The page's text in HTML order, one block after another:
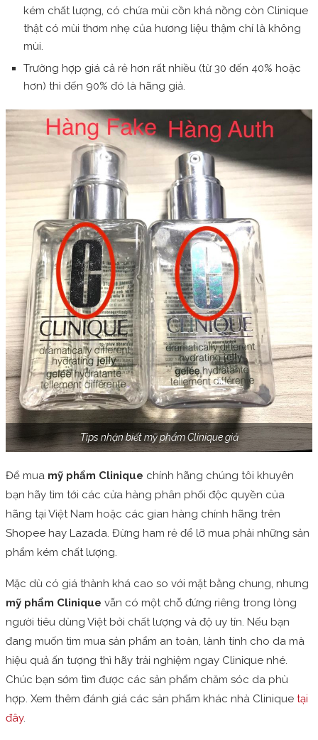
kém chất lượng, có chứa mùi cồn khá nồng còn Clinique
thật có mùi thơm nhẹ của hương liệu thậm chí là không
mùi.
Trường hợp giá cả rẻ hơn rất nhiều (từ 30 đến 40% hoặc
hơn) thì đến 90% đó là hãng giả.
Tips nhận biết mỹ phẩm Clinique giả
Để mua mỹ phẩm Clinique chính hãng chúng tôi khuyên
bạn hãy tìm tới các cửa hàng phân phối độc quyền của
hãng tại Việt Nam hoặc các gian hàng chính hãng trên
Shopee hay Lazada. Đừng ham rẻ để lỡ mua phải những sản
phẩm kém chất lượng.
Mặc dù có giá thành khá cao so với mặt bằng chung, nhưng
mỹ phẩm Clinique vẫn có một chỗ đứng riêng trong lòng
người tiêu dùng Việt bởi chất lượng và độ uy tín. Nếu bạn
đang muốn tìm mua sản phẩm an toàn, lành tính cho da mà
hiệu quả ấn tượng thì hãy trải nghiệm ngay Clinique nhé.
Chúc bạn sớm tìm được các sản phẩm chăm sóc da phù
hợp. Xem thêm đánh giá các sản phẩm khác nhà Clinique tại
đây.